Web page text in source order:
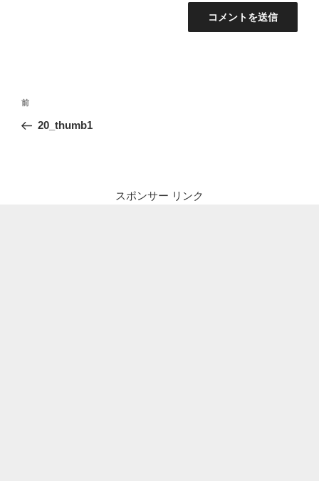
投
ナ
前
の
前
20_thumb1
スポンサー リンク